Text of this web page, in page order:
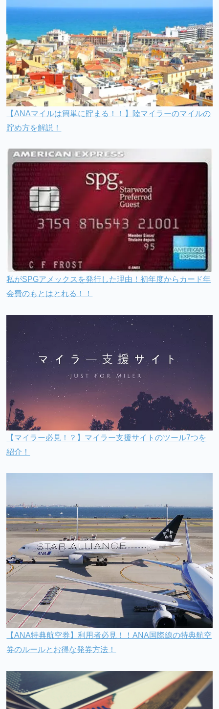
【ANAマイルは簡単に貯まる！！】陸マイラーのマイルの
貯め方を解説！
私がSPGアメックスを発行した理由！初年度からカード年
会費のもとはとれる！！
【マイラー必見！？】マイラー支援サイトのツール7つを
紹介！
【ANA特典航空券】利用者必見！！ANA国際線の特典航空
券のルールとお得な発券方法！